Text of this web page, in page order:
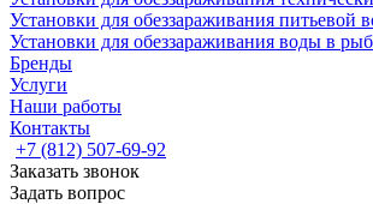
Установки для обеззараживания питьевой
Установки для обеззараживания воды в
Бренды
Услуги
Наши работы
Контакты
+7 (812) 507-69-92
Заказать звонок
Задать вопрос